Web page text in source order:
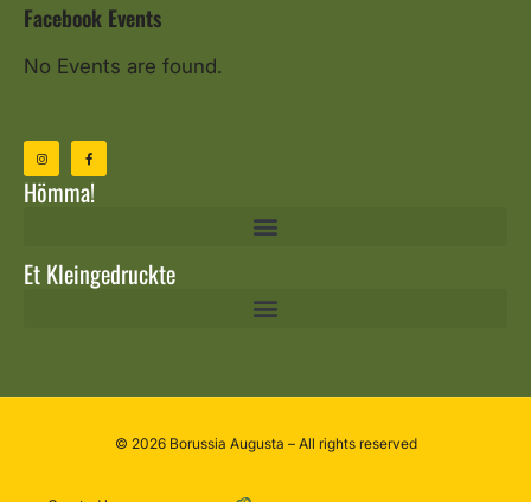
Facebook Events
No Events are found.
Hömma!
Et Kleingedruckte
© 2026 Borussia Augusta – All rights reserved